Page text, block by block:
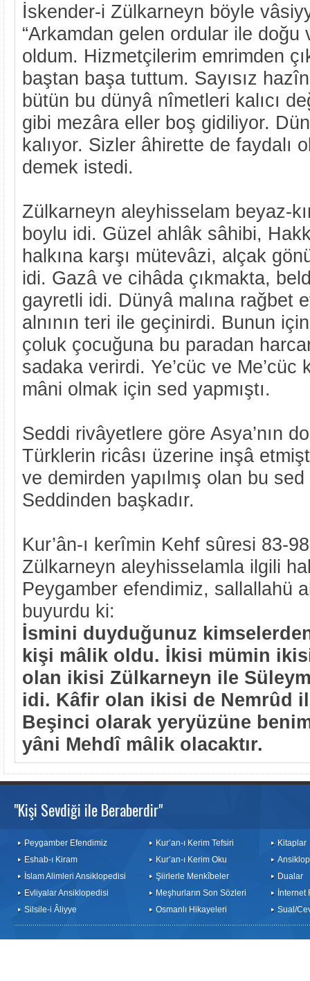
İskender-i Zülkarneyn böyle
“Arkamdan gelen ordular ile doğu
oldum. Hizmetçilerim emrimden
baştan başa tuttum. Sayısız
bütün bu dünyâ nîmetleri kalıcı
gibi mezâra eller boş gidiliyor.
kalıyor. Sizler âhirette de faydalı
demek istedi.
Zülkarneyn aleyhisselam beyaz-
boylu idi. Güzel ahlâk sâhibi,
halkına karşı mütevâzi, alçak
idi. Gazâ ve cihâda çıkmakta,
gayretli idi. Dünyâ malına rağbet
alnının teri ile geçinirdi. Bunun
çoluk çocuğuna bu paradan
sadaka verirdi. Ye’cüc ve Me’cüc
mâni olmak için sed yapmıştı.
Seddi rivâyetlere göre Asya’nın
Türklerin ricâsı üzerine inşâ
ve demirden yapılmış olan bu
Seddinden başkadır.
Kur’ân-ı kerîmin Kehf sûresi 83-
Zülkarneyn aleyhisselamla ilgili
Peygamber efendimiz, sallallahü
buyurdu ki:
İsmini duyduğunuz
kişi mâlik oldu. İkisi mümin
olan ikisi Zülkarneyn ile
idi. Kâfir olan ikisi de Nemrûd
Beşinci olarak yeryüzüne
yâni Mehdî mâlik olacaktır.
"Kişi Sevdiği ile Beraberdir"
Peygamber Efendimiz
Eshab-ı Kiram
İslam Alimleri Ansiklopedisi
Evliyalar Ansiklopedisi
Silsile-i Âliyye
Kur’an-ı Kerim Tefsiri
Kur’an-ı Kerim Oku
Şiirlerle Menkîbeler
Meşhurların Son Sözleri
Osmanlı Hikayeleri
Kitaplar
Dualar
İnternet
Sual/